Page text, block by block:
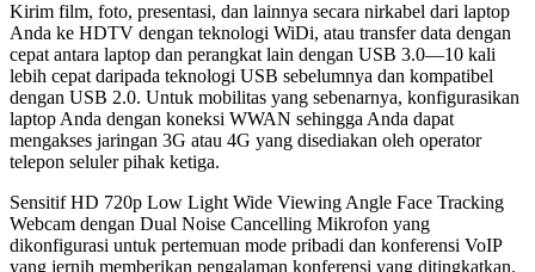
Kirim film, foto, presentasi, dan lainnya secara nirkabel dari laptop
Anda ke HDTV dengan teknologi WiDi, atau transfer data dengan
cepat antara laptop dan perangkat lain dengan USB 3.0—10 kali
lebih cepat daripada teknologi USB sebelumnya dan kompatibel
dengan USB 2.0. Untuk mobilitas yang sebenarnya, konfigurasikan
laptop Anda dengan koneksi WWAN sehingga Anda dapat
mengakses jaringan 3G atau 4G yang disediakan oleh operator
telepon seluler pihak ketiga.
Sensitif HD 720p Low Light Wide Viewing Angle Face Tracking
Webcam dengan Dual Noise Cancelling Mikrofon yang
dikonfigurasi untuk pertemuan mode pribadi dan konferensi VoIP
yang jernih memberikan pengalaman konferensi yang ditingkatkan.